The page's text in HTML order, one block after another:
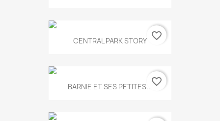
CENTRAL PARK STORY favorite_border
BARNIE ET SES PETITES...favorite_border